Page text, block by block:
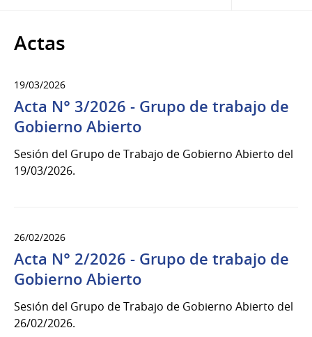
Actas
19/03/2026
Acta N° 3/2026 - Grupo de trabajo de
Gobierno Abierto
Sesión del Grupo de Trabajo de Gobierno Abierto del
19/03/2026.
26/02/2026
Acta N° 2/2026 - Grupo de trabajo de
Gobierno Abierto
Sesión del Grupo de Trabajo de Gobierno Abierto del
26/02/2026.